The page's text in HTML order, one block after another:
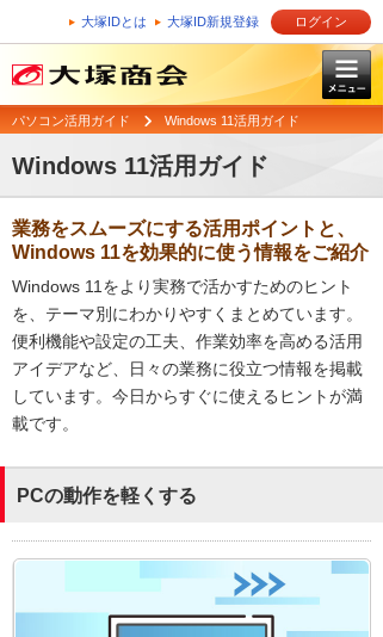
大塚IDとは 大塚ID新規登録 ログイン
パソコン活用ガイド Windows 11活用ガイド
Windows 11活用ガイド
業務をスムーズにする活用ポイントと、
Windows 11を効果的に使う情報をご紹介
Windows 11をより実務で活かすためのヒント
を、テーマ別にわかりやすくまとめています。
便利機能や設定の工夫、作業効率を高める活用
アイデアなど、日々の業務に役立つ情報を掲載
しています。今日からすぐに使えるヒントが満
載です。
PCの動作を軽くする